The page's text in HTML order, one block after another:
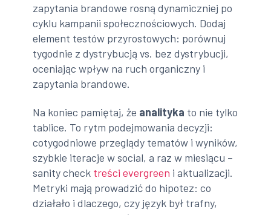
zapytania brandowe rosną dynamiczniej po
cyklu kampanii społecznościowych. Dodaj
element testów przyrostowych: porównuj
tygodnie z dystrybucją vs. bez dystrybucji,
oceniając wpływ na ruch organiczny i
zapytania brandowe.
Na koniec pamiętaj, że analityka to nie tylko
tablice. To rytm podejmowania decyzji:
cotygodniowe przeglądy tematów i wyników,
szybkie iteracje w social, a raz w miesiącu –
sanity check treści evergreen i aktualizacji.
Metryki mają prowadzić do hipotez: co
działało i dlaczego, czy język był trafny,